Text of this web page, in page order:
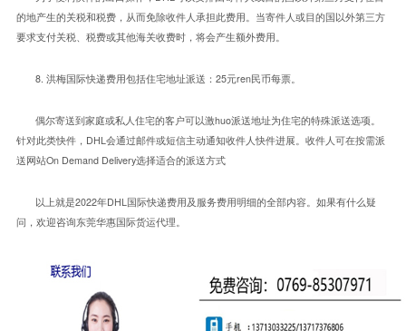
的地产生的关税和税费，从而免除收件人承担此费用。当寄件人或目的国以外第三方
要求支付关税、税费或其他海关收费时，将会产生额外费用。
8.洪梅国际快递费用包括住宅地址派送：25元ren民币每票。
偶尔寄送到家庭或私人住宅的客户可以激huo派送地址为住宅的特殊派送选项。
针对此类快件， DHL会通过邮件或短信主动通知收件人快件进展。收件人可在按需派
送网站On Demand Delivery选择适合的派送方式
以上就是2022年DHL国际快递费用及服务费用明细的全部内容。如果有什么疑
问，欢迎咨询东莞华惠国际货运代理。